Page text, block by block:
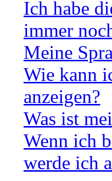
Ich habe
immer
Meine
Wie kann
anzeigen?
Was ist
Wenn ich
werde ich